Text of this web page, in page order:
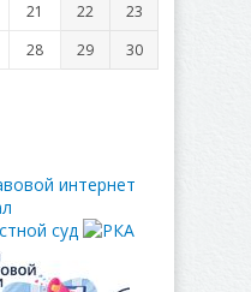
21 22
23
28 29
30